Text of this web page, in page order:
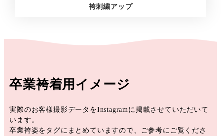
袴刺繍アップ
卒業袴着用イメージ
実際のお客様撮影データをInstagramに掲載させていただいて
います。
卒業袴姿をタグにまとめていますので、ご参考にご覧くださ